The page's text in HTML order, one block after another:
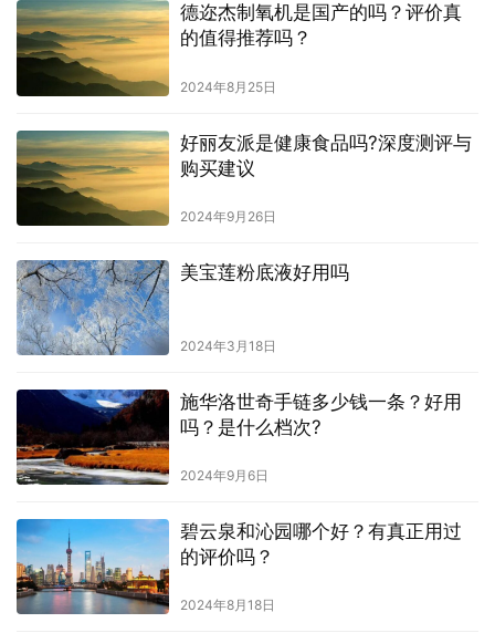
德迩杰制氧机是国产的吗？评价真
的值得推荐吗？
2024年8月25日
好丽友派是健康食品吗?深度测评与
购买建议
2024年9月26日
美宝莲粉底液好用吗
2024年3月18日
施华洛世奇手链多少钱一条？好用
吗？是什么档次?
2024年9月6日
碧云泉和沁园哪个好？有真正用过
的评价吗？
2024年8月18日